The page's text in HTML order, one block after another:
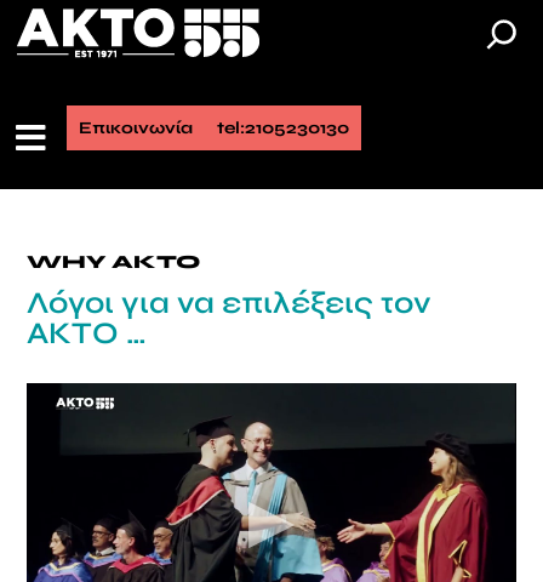
Επικοινωνία tel:2105230130
WHY AKTO
Λόγοι για να επιλέξεις τον
ΑΚΤΟ …